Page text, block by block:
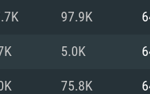
Go (client
Go (client
Go (client
97.9K
5.0K
75.8K